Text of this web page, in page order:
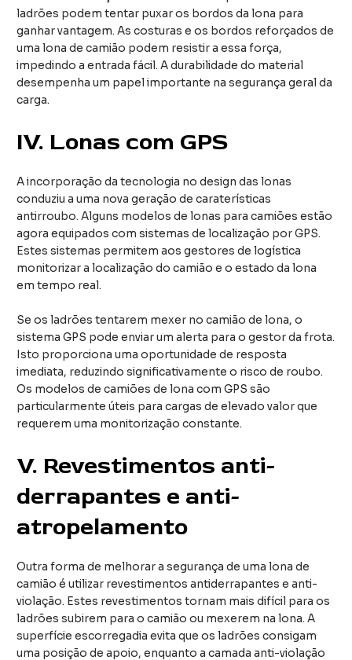
ladrões podem tentar puxar os bordos da lona para
ganhar vantagem. As costuras e os bordos reforçados de
uma lona de camião podem resistir a essa força,
impedindo a entrada fácil. A durabilidade do material
desempenha um papel importante na segurança geral da
carga.
IV. Lonas com GPS
A incorporação da tecnologia no design das lonas
conduziu a uma nova geração de caraterísticas
antirroubo. Alguns modelos de lonas para camiões estão
agora equipados com sistemas de localização por GPS.
Estes sistemas permitem aos gestores de logística
monitorizar a localização do camião e o estado da lona
em tempo real.
Se os ladrões tentarem mexer no camião de lona, o
sistema GPS pode enviar um alerta para o gestor da frota.
Isto proporciona uma oportunidade de resposta
imediata, reduzindo significativamente o risco de roubo.
Os modelos de camiões de lona com GPS são
particularmente úteis para cargas de elevado valor que
requerem uma monitorização constante.
V. Revestimentos anti-
derrapantes e anti-
atropelamento
Outra forma de melhorar a segurança de uma lona de
camião é utilizar revestimentos antiderrapantes e anti-
violação. Estes revestimentos tornam mais difícil para os
ladrões subirem para o camião ou mexerem na lona. A
superfície escorregadia evita que os ladrões consigam
uma posição de apoio, enquanto a camada anti-violação